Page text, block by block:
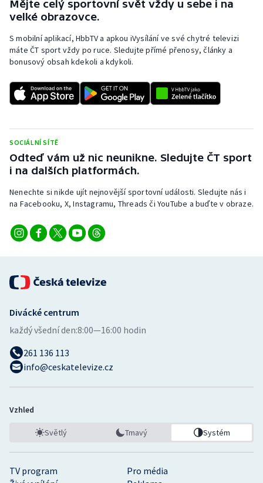
Parasport
Plážový volejbal
Ragby
Rychlostní kanoistika
Short track
Sportovní střelba
Stolní tenis
Triatlon
Veslování
Vodní slalom
Ostatní
Mějte celý sportovní svět vždy u sebe i na
velké obrazovce.
S mobilní aplikací, HbbTV a apkou iVysílání ve své chytré televizi
máte ČT sport vždy po ruce. Sledujte přímé přenosy, články a
bonusový obsah kdekoli a kdykoli.
SOCIÁLNÍ SÍTĚ
Odteď vám už nic neunikne. Sledujte ČT sport
i na dalších platformách.
Nenechte si nikde ujít nejnovější sportovní události. Sledujte nás i
na Facebooku, X, Instagramu, Threads či YouTube a buďte v obraze.
TV program
Pro média
Divácké centrum
každý všední den:8:00—16:00 hodin
261 136 113
info@ceskatelevize.cz
Vzhled
Světlý Tmavý Systém